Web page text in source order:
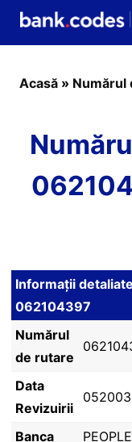
Acasă » Numărul
Informații
062104397
Numărul
de rutare
Data
Revizuirii
052003
Banca